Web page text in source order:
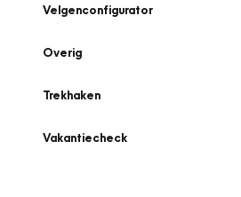
Velgenconfigurator
Overig
Trekhaken
Vakantiecheck